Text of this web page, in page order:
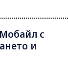
с
и